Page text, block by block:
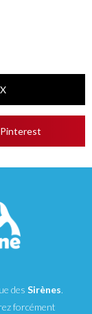
des Sirènes.
forcément